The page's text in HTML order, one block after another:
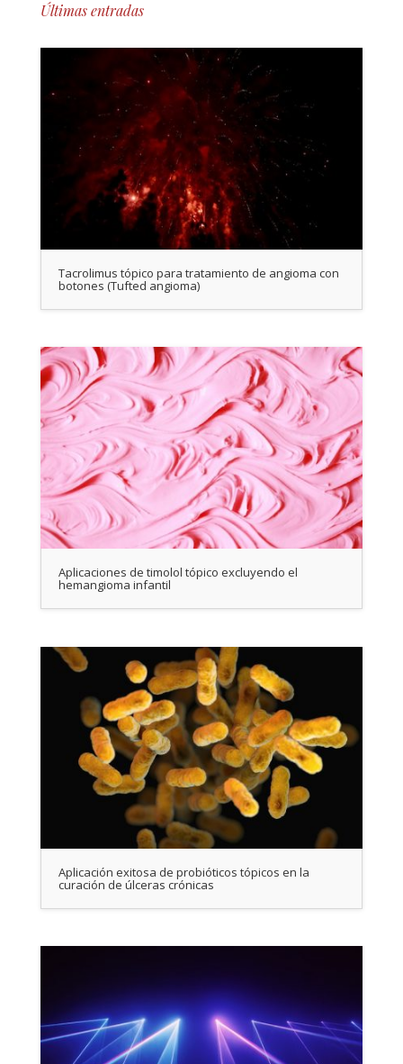
Últimas entradas
Tacrolimus tópico para tratamiento de angioma con
botones (Tufted angioma)
Aplicaciones de timolol tópico excluyendo el
hemangioma infantil
Aplicación exitosa de probióticos tópicos en la
curación de úlceras crónicas